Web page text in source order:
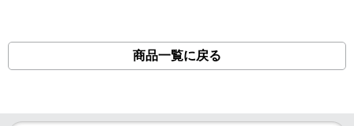
商品一覧に戻る